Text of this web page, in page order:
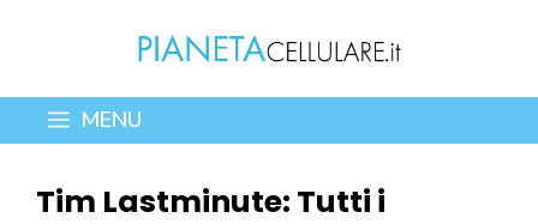
contenuto
MENU
Tim Lastminute: Tutti i